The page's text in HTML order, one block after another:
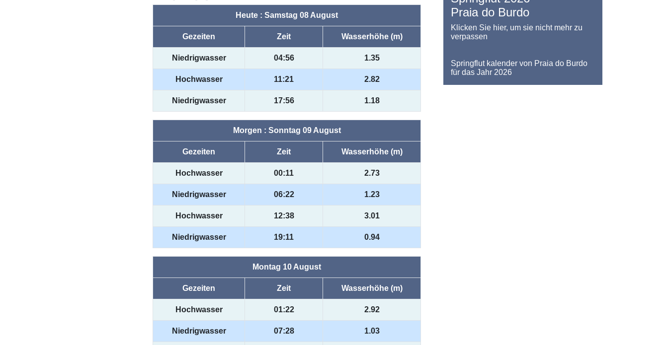
Heute : Samstag 08 August
Gezeiten Zeit Wasserhöhe (m)
Niedrigwasser 04:56 1.35
Hochwasser 11:21 2.82
Niedrigwasser 17:56 1.18
Morgen : Sonntag 09 August
Gezeiten Zeit Wasserhöhe (m)
Hochwasser 00:11 2.73
Niedrigwasser 06:22 1.23
Hochwasser 12:38 3.01
Niedrigwasser 19:11 0.94
Montag 10 August
Gezeiten Zeit Wasserhöhe (m)
Hochwasser 01:22 2.92
Niedrigwasser 07:28 1.03
Praia do Burdo
Klicken Sie hier, um sie nicht mehr zu
verpassen
Springflut kalender von Praia do Burdo
für das Jahr 2026